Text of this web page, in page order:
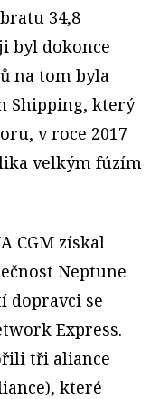
34,8
byl dokonce
na tom byla
Shipping, který
v roce 2017
velkým fúzím
CGM získal
Neptune
dopravci se
Express.
tři aliance
které